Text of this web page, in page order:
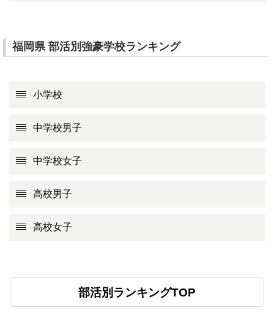
福岡県 部活別強豪学校ランキング
小学校
中学校男子
中学校女子
高校男子
高校女子
部活別ランキングTOP